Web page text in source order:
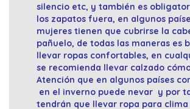
silencio etc, y también es
los zapatos fuera, en algunos
mujeres tienen que cubrirse la
pañuelo, de todas las maneras es
llevar ropas confortables, en
se recomienda llevar calzado
Atención que en algunos países
en el inverno puede nevar y por
tendrán que llevar ropa para